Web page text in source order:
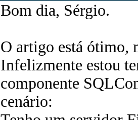
Bom dia, Sérgio.
O artigo está ótimo,
Infelizmente estou
componente
cenário: